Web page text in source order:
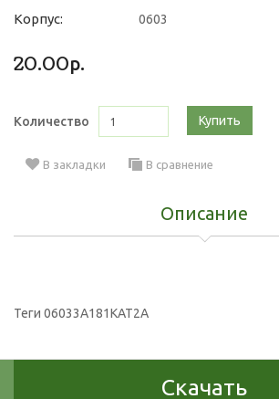
Корпус: 0603
20.00р.
Количество Купить
В закладки В сравнение
Описание
Теги 06033A181KAT2A
Скачать